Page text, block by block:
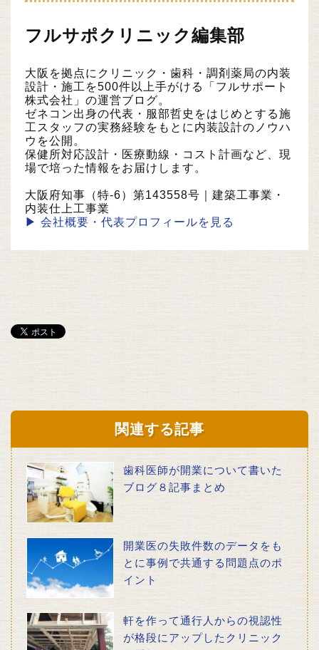
フルサポクリニック編集部
大阪を拠点にクリニック・歯科・調剤薬局の内装
設計・施工を500件以上手がける「フルサポート
株式会社」の運営ブログ。
ゼネコン出身の代表・服部哲史をはじめとする施
工スタッフの実務経験をもとに内装設計のノウハ
ウを公開。
保健所対応設計・医療動線・コスト計画など、現
場で培った情報をお届けします。
大阪府知事（特-6）第143558号｜建築工事業・
内装仕上工事業
▶ 会社概要・代表プロフィールを見る
関連する記事
歯科医師が開業について書いた
ブログ８記事まとめ
開業医の失敗件数のデータをも
とに事例で共通する問題点のポ
イント
軒を作って通行人からの視認性
が格段にアップしたクリニック